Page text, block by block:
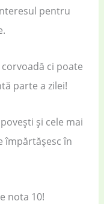
pentru
ci poate
parte a zilei!
și cele mai
împărtășesc în
nota 10!